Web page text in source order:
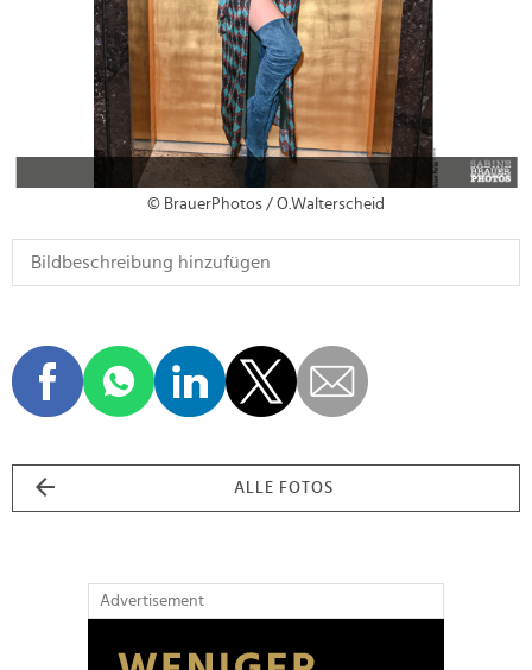
© BrauerPhotos / O.Walterscheid
ALLE FOTOS
Advertisement